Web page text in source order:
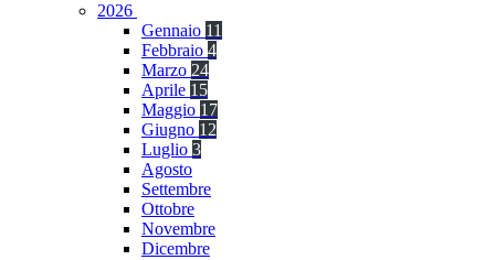
2026
Gennaio 11
Febbraio 4
Marzo 24
Aprile 15
Maggio 17
Giugno 12
Luglio 3
Agosto
Settembre
Ottobre
Novembre
Dicembre